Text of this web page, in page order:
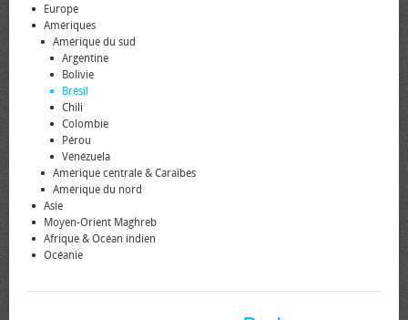
Europe
Amériques
Amérique du sud
Argentine
Bolivie
Brésil
Chili
Colombie
Pérou
Vénézuela
Amérique centrale & Caraïbes
Amérique du nord
Asie
Moyen-Orient Maghreb
Afrique & Océan indien
Océanie